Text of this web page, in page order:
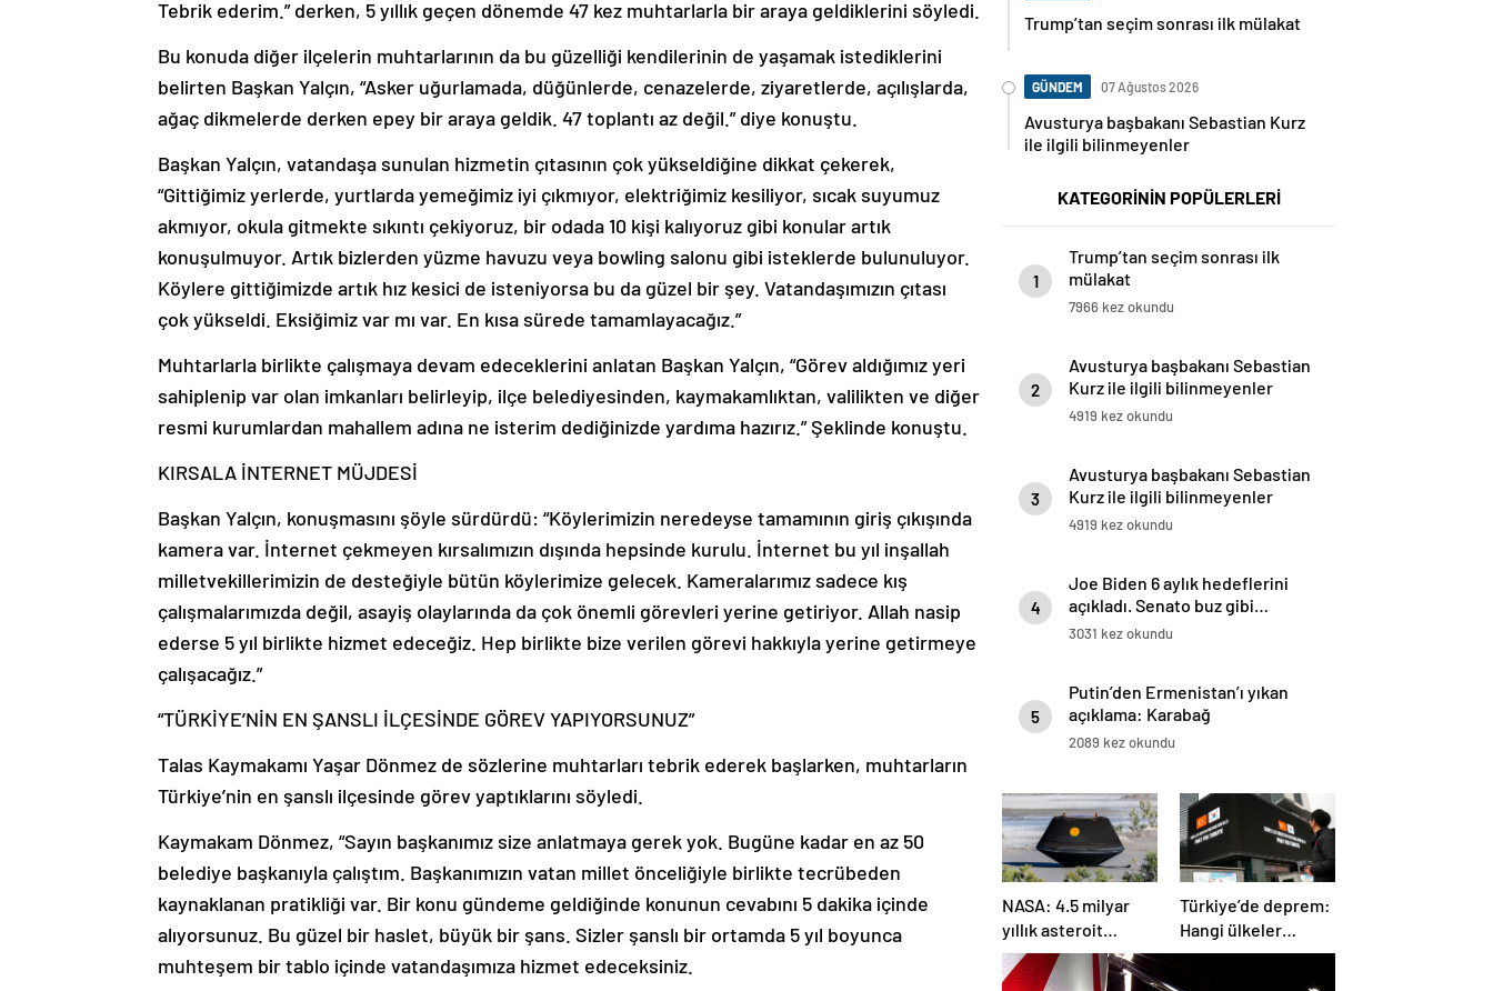
Tebrik ederim.” derken, 5 yıllık geçen dönemde 47 kez muhtarlarla bir araya geldiklerini söyledi.
Bu konuda diğer ilçelerin muhtarlarının da bu güzelliği kendilerinin de yaşamak istediklerini
belirten Başkan Yalçın, “Asker uğurlamada, düğünlerde, cenazelerde, ziyaretlerde, açılışlarda,
ağaç dikmelerde derken epey bir araya geldik. 47 toplantı az değil.” diye konuştu.
Başkan Yalçın, vatandaşa sunulan hizmetin çıtasının çok yükseldiğine dikkat çekerek,
“Gittiğimiz yerlerde, yurtlarda yemeğimiz iyi çıkmıyor, elektriğimiz kesiliyor, sıcak suyumuz
akmıyor, okula gitmekte sıkıntı çekiyoruz, bir odada 10 kişi kalıyoruz gibi konular artık
konuşulmuyor. Artık bizlerden yüzme havuzu veya bowling salonu gibi isteklerde bulunuluyor.
Köylere gittiğimizde artık hız kesici de isteniyorsa bu da güzel bir şey. Vatandaşımızın çıtası
çok yükseldi. Eksiğimiz var mı var. En kısa sürede tamamlayacağız.”
Muhtarlarla birlikte çalışmaya devam edeceklerini anlatan Başkan Yalçın, “Görev aldığımız yeri
sahiplenip var olan imkanları belirleyip, ilçe belediyesinden, kaymakamlıktan, valilikten ve diğer
resmi kurumlardan mahallem adına ne isterim dediğinizde yardıma hazırız.” Şeklinde konuştu.
KIRSALA İNTERNET MÜJDESİ
Başkan Yalçın, konuşmasını şöyle sürdürdü: “Köylerimizin neredeyse tamamının giriş çıkışında
kamera var. İnternet çekmeyen kırsalımızın dışında hepsinde kurulu. İnternet bu yıl inşallah
milletvekillerimizin de desteğiyle bütün köylerimize gelecek. Kameralarımız sadece kış
çalışmalarımızda değil, asayiş olaylarında da çok önemli görevleri yerine getiriyor. Allah nasip
ederse 5 yıl birlikte hizmet edeceğiz. Hep birlikte bize verilen görevi hakkıyla yerine getirmeye
çalışacağız.”
“TÜRKİYE’NİN EN ŞANSLI İLÇESİNDE GÖREV YAPIYORSUNUZ”
Talas Kaymakamı Yaşar Dönmez de sözlerine muhtarları tebrik ederek başlarken, muhtarların
Türkiye’nin en şanslı ilçesinde görev yaptıklarını söyledi.
Kaymakam Dönmez, “Sayın başkanımız size anlatmaya gerek yok. Bugüne kadar en az 50
belediye başkanıyla çalıştım. Başkanımızın vatan millet önceliğiyle birlikte tecrübeden
kaynaklanan pratikliği var. Bir konu gündeme geldiğinde konunun cevabını 5 dakika içinde
alıyorsunuz. Bu güzel bir haslet, büyük bir şans. Sizler şanslı bir ortamda 5 yıl boyunca
muhteşem bir tablo içinde vatandaşımıza hizmet edeceksiniz.
Trump’tan seçim sonrası ilk mülakat
GÜNDEM 07 Ağustos 2026
Avusturya başbakanı Sebastian Kurz
ile ilgili bilinmeyenler
KATEGORİNİN POPÜLERLERİ
1
Trump’tan seçim sonrası ilk
mülakat
7966 kez okundu
2
Avusturya başbakanı Sebastian
Kurz ile ilgili bilinmeyenler
4919 kez okundu
3
Avusturya başbakanı Sebastian
Kurz ile ilgili bilinmeyenler
4919 kez okundu
4
Joe Biden 6 aylık hedeflerini
açıkladı. Senato buz gibi…
3031 kez okundu
5
Putin’den Ermenistan’ı yıkan
açıklama: Karabağ
Azerbaycan’ın ayrılmaz bir
2089 kez okundu
NASA: 4.5 milyar
yıllık asteroit
örnekleri Dünya’ya
getirildi; yaşamın
Türkiye’de deprem:
Hangi ülkeler
yardım ediyor?